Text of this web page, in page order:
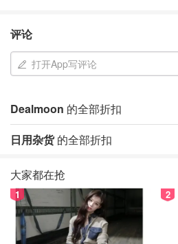
评论
打开App写评论
Dealmoon 的全部折扣
日用杂货的全部折扣
大家都在抢
1 2